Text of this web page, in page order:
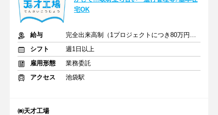
宅OK
給与
完全出来高制（1プロジェクトにつき80万円～）
シフト
週1日以上
雇用形態
業務委託
アクセス
池袋駅
㈱天才工場